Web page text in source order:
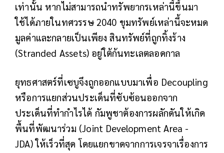
เท่านั้น หากไม่สามารถนำทรัพยากรเหล่านี้ขึ้นมา
ใช้ได้ภายในทศวรรษ 2040 ขุมทรัพย์เหล่านี้จะหมด
มูลค่าและกลายเป็นเพียง สินทรัพย์ที่ถูกทิ้งร้าง
(Stranded Assets) อยู่ใต้ก้นทะเลตลอดกาล
ยุทธศาสตร์ที่เซบูจึงถูกออกแบบมาเพื่อ Decoupling
หรือการแยกส่วนประเด็นที่ซับซ้อนออกจาก
ประเด็นที่ทำกำไรได้ กัมพูชาต้องการผลักดันให้เกิด
พื้นที่พัฒนาร่วม (Joint Development Area -
JDA) ให้เร็วที่สุด โดยแยกขาดจากการเจรจาเรื่องการ